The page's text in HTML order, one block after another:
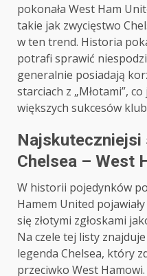
pokonała West Ham
takie jak zwycięstwo
w ten trend. Historia
potrafi sprawić
generalnie posiadają
starciach z „Młotami”,
większych sukcesów
Chelsea – West
W historii pojedynków
Hamem United
się złotymi zgłoskami
Na czele tej listy
legenda Chelsea, który
przeciwko West